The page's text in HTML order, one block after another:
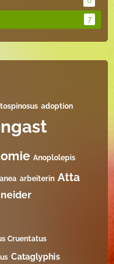
7
adoption
Anoplolepis
arbeiterin Atta
Cruentatus
Cataglyphis